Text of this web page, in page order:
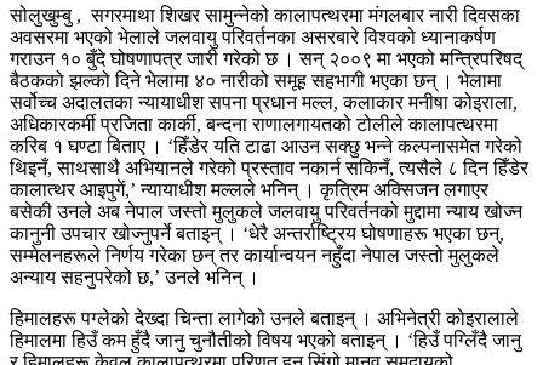
सोलुखुम्बु , सगरमाथा शिखर सामुन्नेको कालापत्थरमा मंगलबार नारी दिवसका
अवसरमा भएको भेलाले जलवायु परिवर्तनका असरबारे विश्वको ध्यानाकर्षण
गराउन १० बुँदे घोषणापत्र जारी गरेको छ । सन् २००९ मा भएको मन्त्रिपरिषद्
बैठकको झल्को दिने भेलामा ४० नारीको समूह सहभागी भएका छन् । भेलामा
सर्वोच्च अदालतका न्यायाधीश सपना प्रधान मल्ल, कलाकार मनीषा कोइराला,
अधिकारकर्मी प्रजिता कार्की, बन्दना राणालगायतको टोलीले कालापत्थरमा
करिब १ घण्टा बिताए । ‘हिँडेर यति टाढा आउन सक्छु भन्ने कल्पनासमेत गरेको
थिइनँ, साथसाथै अभियानले गरेको प्रस्ताव नकार्न सकिनँ, त्यसैले ८ दिन हिँडेर
कालात्थर आइपुगें,’ न्यायाधीश मल्लले भनिन् । कृत्रिम अक्सिजन लगाएर
बसेकी उनले अब नेपाल जस्तो मुलुकले जलवायु परिवर्तनको मुद्दामा न्याय खोज्न
कानुनी उपचार खोज्नुपर्ने बताइन् । ‘धेरै अन्तर्राष्ट्रिय घोषणाहरू भएका छन्,
सम्मेलनहरूले निर्णय गरेका छन् तर कार्यान्वयन नहुँदा नेपाल जस्तो मुलुकले
अन्याय सहनुपरेको छ,’ उनले भनिन् ।
हिमालहरू पग्लेको देख्दा चिन्ता लागेको उनले बताइन् । अभिनेत्री कोइरालाले
हिमालमा हिउँ कम हुँदै जानु चुनौतीको विषय भएको बताइन् । ‘हिउँ पग्लिँदै जानु